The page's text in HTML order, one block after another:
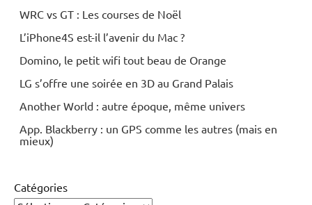
WRC vs GT : Les courses de Noël
L’iPhone4S est-il l’avenir du Mac ?
Domino, le petit wifi tout beau de Orange
LG s’offre une soirée en 3D au Grand Palais
Another World : autre époque, même univers
App. Blackberry : un GPS comme les autres (mais en
mieux)
Catégories